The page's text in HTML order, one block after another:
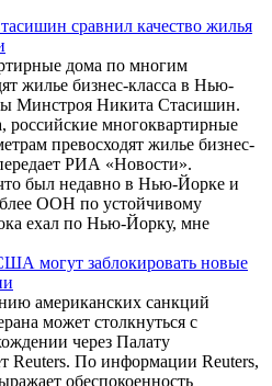
сравнил качество жилья
дома по многим
жилье бизнес-класса в Нью-
Минстроя Никита Стасишин.
многоквартирные
превосходят жилье бизнес-
РИА «Новости».
был недавно в Нью-Йорке и
ООН по устойчивому
ехал по Нью-Йорку, мне
могут заблокировать новые
американских санкций
может столкнуться с
через Палату
Reuters. По информации Reuters,
обеспокоенность